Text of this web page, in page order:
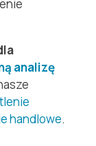
analizę
handlowe.